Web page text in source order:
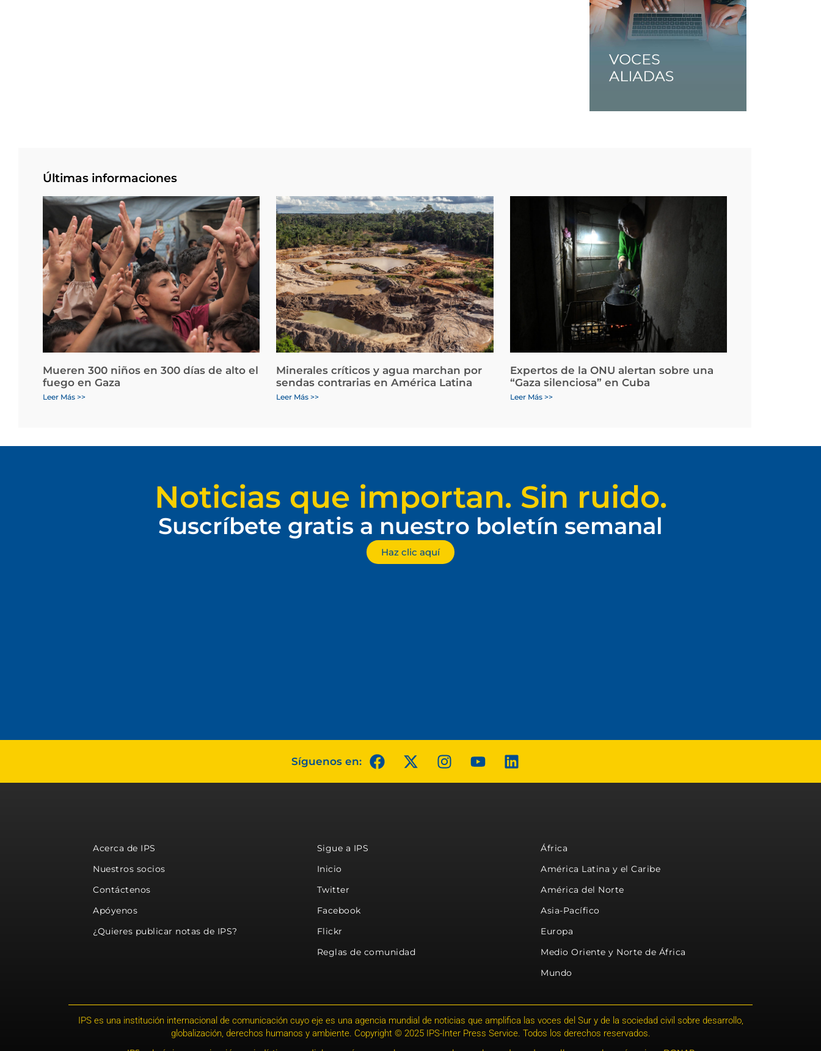
Últimas informaciones
Mueren 300 niños en 300 días de alto el
fuego en Gaza
Leer Más >>
Minerales críticos y agua marchan por
sendas contrarias en América Latina
Leer Más >>
Expertos de la ONU alertan sobre una
“Gaza silenciosa” en Cuba
Leer Más >>
Noticias que importan. Sin ruido.
Suscríbete gratis a nuestro boletín semanal
Haz clic aquí
Síguenos en:
Acerca de IPS
Nuestros socios
Contáctenos
Apóyenos
¿Quieres publicar notas de IPS?
Sigue a IPS
Inicio
Twitter
Facebook
Flickr
Reglas de comunidad
África
América Latina y el Caribe
América del Norte
Asia-Pacífico
Europa
Medio Oriente y Norte de África
Mundo
IPS es una institución internacional de comunicación cuyo eje es una agencia mundial de noticias que amplifica las voces del Sur y de la sociedad civil sobre desarrollo,
globalización, derechos humanos y ambiente. Copyright © 2025 IPS-Inter Press Service. Todos los derechos reservados.